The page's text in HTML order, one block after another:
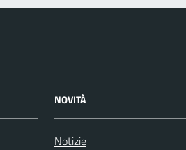
NOVITÀ
Notizie